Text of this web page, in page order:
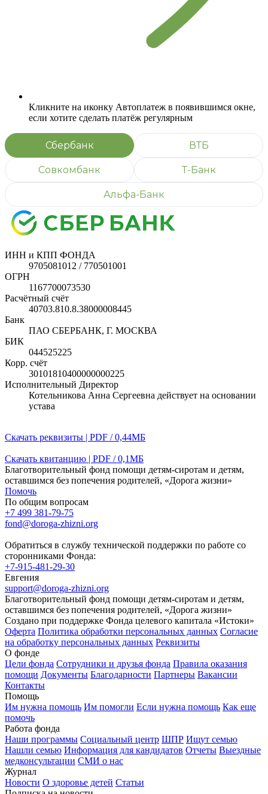
Кликните на иконку Автоплатеж в появившимся окне,
если хотите сделать платёж регулярным
Сбербанк ВТБ
Совкомбанк Т-Банк
Альфа-Банк
ИНН и КПП ФОНДА
9705081012 / 770501001
ОГРН
1167700073530
Расчётный счёт
40703.810.8.38000008445
Банк
ПАО СБЕРБАНК, Г. МОСКВА
БИК
044525225
Корр. счёт
30101810400000000225
Исполнительный Директор
Котельникова Анна Сергеевна действует на основании
устава
Скачать реквизиты | PDF / 0,44МБ
Скачать квитанцию | PDF / 0,1МБ
Благотворительный фонд помощи детям-сиротам и детям,
оставшимся без попечения родителей, «Дорога жизни»
Помочь
По общим вопросам
+7 499 381-79-75
fond@doroga-zhizni.org
Обратиться в службу технической поддержки по работе со
сторонниками Фонда:
+7-915-481-29-30
Евгения
support@doroga-zhizni.org
Благотворительный фонд помощи детям-сиротам и детям,
оставшимся без попечения родителей, «Дорога жизни»
Создано при поддержке Фонда целевого капитала «Истоки»
Оферта Политика обработки персональных данных Согласие
на обработку персональных данных Реквизиты
О фонде
Цели фонда Сотрудники и друзья фонда Правила оказания
помощи Документы Благодарности Партнеры Вакансии
Контакты
Помощь
Им нужна помощь Им помогли Если нужна помощь Как еще
помочь
Работа фонда
Наши программы Социальный центр ШПР Ищут семью
Нашли семью Информация для кандидатов Отчеты Выездные
медконсультации СМИ о нас
Журнал
Новости О здоровье детей Статьи